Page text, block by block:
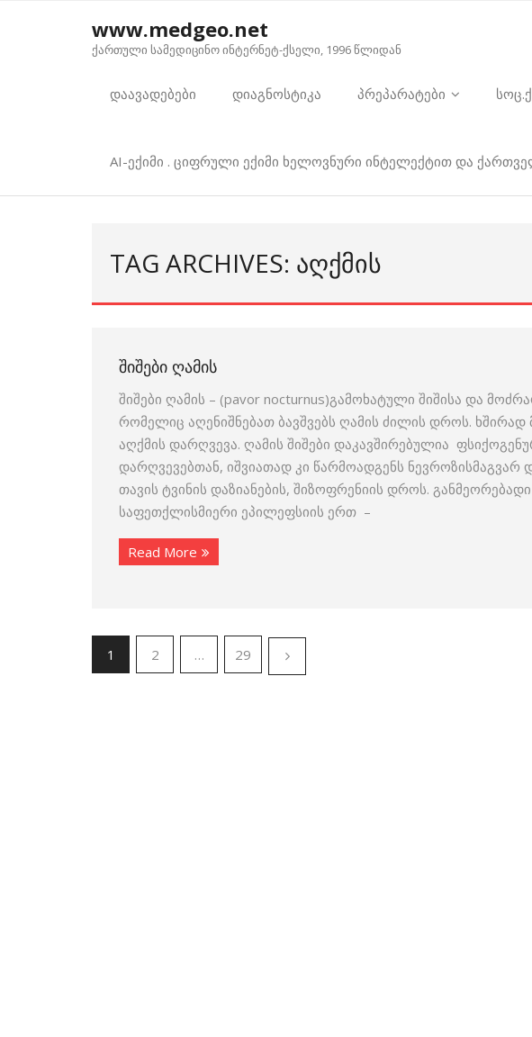
www.medgeo.net
ქართული სამედიცინო ინტერნეტ-ქსელი, 1996 წლიდან
დაავადებები დიაგნოსტიკა პრეპარატები
AI-ექიმი . ციფრული ექიმი ხელოვნური ინტელექტით და
TAG ARCHIVES: ᲐᲦᲥᲛᲘᲡ
ᲨᲘᲨᲔᲑᲘ ᲦᲐᲛᲘᲡ
შიშები ღამის – (pavor nocturnus)გამოხატული შიშისა და
რომელიც აღენიშნებათ ბავშვებს ღამის ძილის დროს. ხშირად
აღქმის დარღვევა. ღამის შიშები დაკავშირებულია
დარღვევებთან, იშვიათად კი წარმოადგენს ნევროზისმაგვარ
თავის ტვინის დაზიანების, შიზოფრენიის დროს.
საფეთქლისმიერი ეპილეფსიის ერთ –
Read More
1 2 … 29